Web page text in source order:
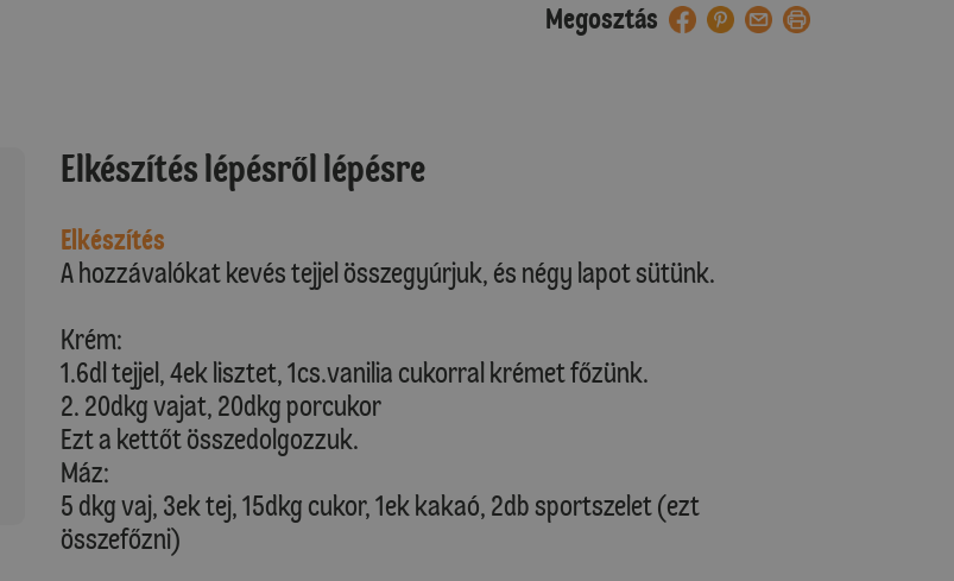
Megosztás
Elkészítés lépésről lépésre
Elkészítés
A hozzávalókat kevés tejjel összegyúrjuk, és négy lapot sütünk.
Krém:
1.6dl tejjel, 4ek lisztet, 1cs.vanilia cukorral krémet főzünk.
2. 20dkg vajat, 20dkg porcukor
Ezt a kettőt összedolgozzuk.
Máz:
5 dkg vaj, 3ek tej, 15dkg cukor, 1ek kakaó, 2db sportszelet (ezt
összefőzni)